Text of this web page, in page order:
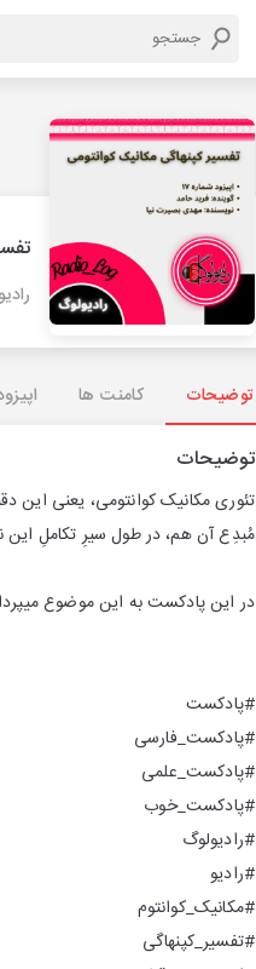
توضیحات کامنت ها
توضیحات
تئوری مکانیک کوانتومی، یعنی این
مُبدِع آن هم، در طول سیرِ تکاملِ این
در این پادکست به این موضوع
#پادکست
#پادکست_فارسی
#پادکست_علمی
#پادکست_خوب
#رادیولوگ
#رادیو
#مکانیک_کوانتوم
#تفسیر_کپنهاگی